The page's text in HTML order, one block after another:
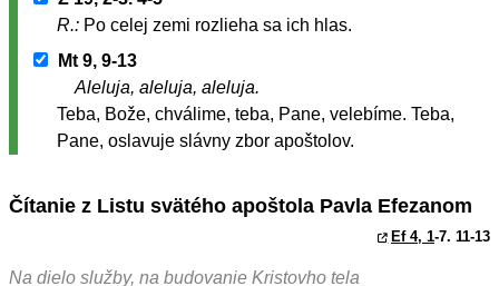
R.: Po celej zemi rozlieha sa ich hlas.
Mt 9, 9-13
Aleluja, aleluja, aleluja.
Teba, Bože, chválime, teba, Pane, velebíme. Teba,
Pane, oslavuje slávny zbor apoštolov.
Čítanie z Listu svätého apoštola Pavla Efezanom
Ef 4, 1-7. 11-13
Na dielo služby, na budovanie Kristovho tela